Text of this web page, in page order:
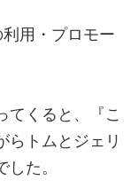
用・プロモー
てくると、『こ
らトムとジェリ
た。